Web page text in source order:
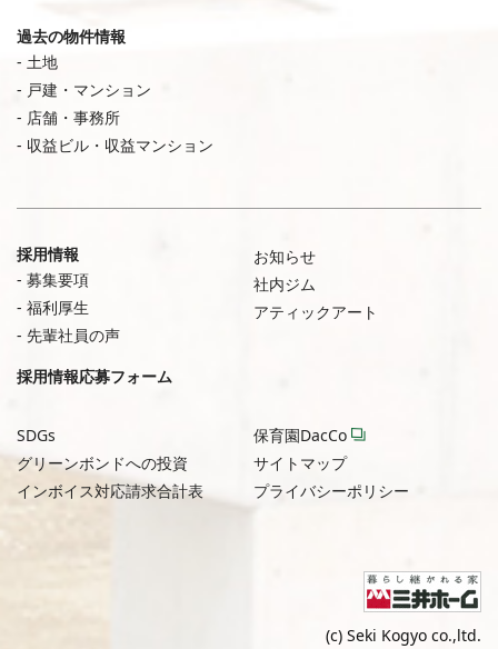
過去の物件情報
土地
戸建・マンション
店舗・事務所
収益ビル・収益マンション
採用情報
募集要項
福利厚生
先輩社員の声
採用情報応募フォーム
お知らせ
社内ジム
アティックアート
SDGs
グリーンボンドへの投資
インボイス対応請求合計表
保育園DacCo
サイトマップ
プライバシーポリシー
(c) Seki Kogyo co.,ltd.